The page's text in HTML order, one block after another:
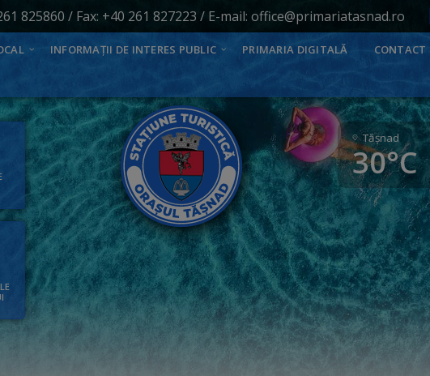
825860 / Fax: +40 261 827223 / E-mail: office@primariatasnad.ro
INFORMAȚII DE INTERES PUBLIC PRIMARIA DIGITALĂ CONTACT
Tăşnad
30°C